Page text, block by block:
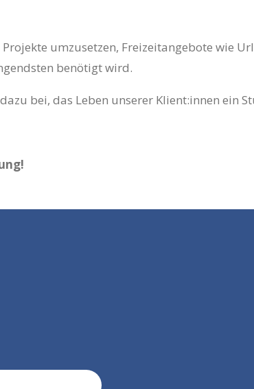
umzusetzen, Freizeitangebote wie
benötigt wird.
bei, das Leben unserer Klient:innen ein